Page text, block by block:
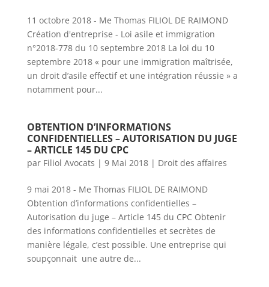
11 octobre 2018 - Me Thomas FILIOL DE RAIMOND
Création d'entreprise - Loi asile et immigration
n°2018-778 du 10 septembre 2018 La loi du 10
septembre 2018 « pour une immigration maîtrisée,
un droit d’asile effectif et une intégration réussie » a
notamment pour...
OBTENTION D’INFORMATIONS
CONFIDENTIELLES – AUTORISATION DU JUGE
– ARTICLE 145 DU CPC
par Filiol Avocats | 9 Mai 2018| Droit des affaires
9 mai 2018 - Me Thomas FILIOL DE RAIMOND
Obtention d’informations confidentielles –
Autorisation du juge – Article 145 du CPC Obtenir
des informations confidentielles et secrètes de
manière légale, c’est possible. Une entreprise qui
soupçonnait une autre de...